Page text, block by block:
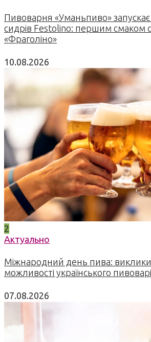
Пивоварня «Уманьпиво» запускає
сидрів Festolino: першим смаком
«Фраголіно»
10.08.2026
2
Актуально
Міжнародний день пива: виклики
можливості українського
07.08.2026